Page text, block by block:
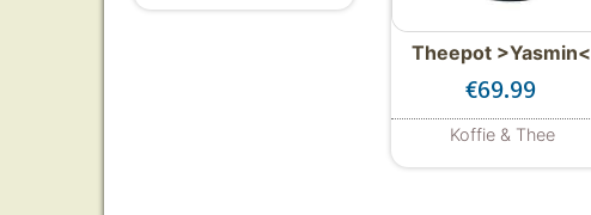
Theepot >Yasmin<
€69.99
Koffie & Thee